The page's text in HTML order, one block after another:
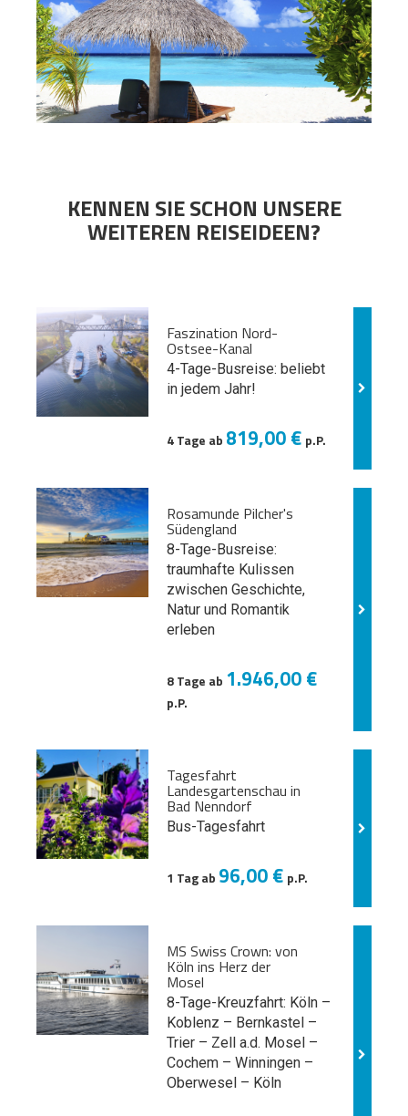
KENNEN SIE SCHON UNSERE
WEITEREN REISEIDEEN?
Faszination Nord-
Ostsee-Kanal
4-Tage-Busreise: beliebt
in jedem Jahr!
4 Tage ab 819,00 € p.P.
Rosamunde Pilcher's
Südengland
8-Tage-Busreise:
traumhafte Kulissen
zwischen Geschichte,
Natur und Romantik
erleben
8 Tage ab 1.946,00 €
p.P.
Tagesfahrt
Landesgartenschau in
Bad Nenndorf
Bus-Tagesfahrt
1 Tag ab 96,00 € p.P.
MS Swiss Crown: von
Köln ins Herz der
Mosel
8-Tage-Kreuzfahrt: Köln –
Koblenz – Bernkastel –
Trier – Zell a.d. Mosel –
Cochem – Winningen –
Oberwesel – Köln